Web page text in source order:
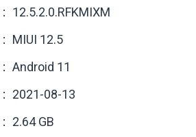
12.5.2.0.RFKMIXM
MIUI 12.5
Android 11
2021-08-13
2.64 GB